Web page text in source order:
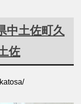
中土佐町久
佐